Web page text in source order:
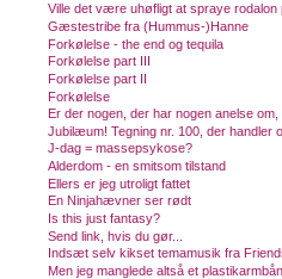
Ville det være uhøfligt at spraye rodalon
Gæstestribe fra (Hummus-)Hanne
Forkølelse - the end og tequila
Forkølelse part III
Forkølelse part II
Forkølelse
Er der nogen, der har nogen anelse om,
Jubilæum! Tegning nr. 100, der handler
J-dag = massepsykose?
Alderdom - en smitsom tilstand
Ellers er jeg utroligt fattet
En Ninjahævner ser rødt
Is this just fantasy?
Send link, hvis du gør...
Indsæt selv kikset temamusik fra
Men jeg manglede altså et